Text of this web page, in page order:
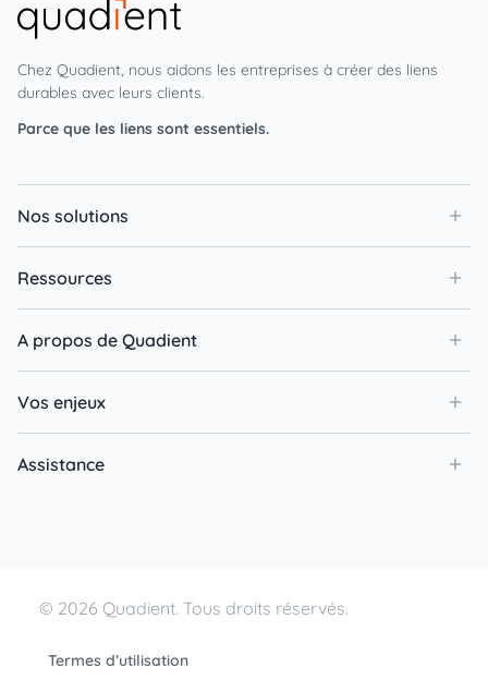
Chez Quadient, nous aidons les entreprises à créer des liens
durables avec leurs clients.
Parce que les liens sont essentiels.
Nos solutions
Ressources
A propos de Quadient
Vos enjeux
Assistance
© 2026 Quadient. Tous droits réservés.
Termes d’utilisation